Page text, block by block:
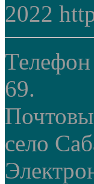
2022
69.
село